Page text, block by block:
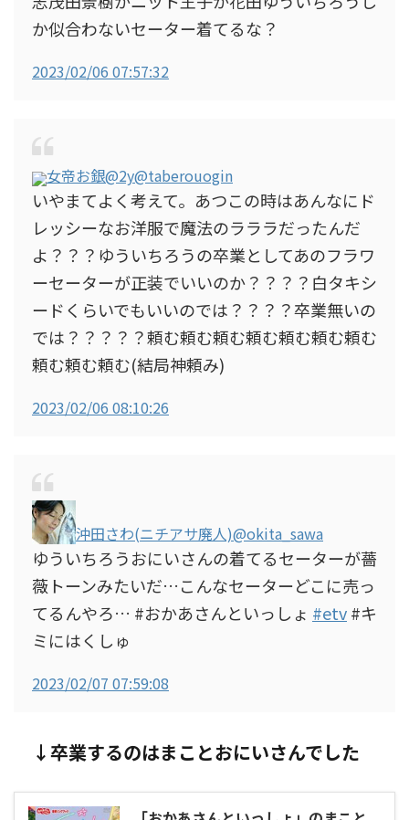
か似合わないセーター着てるな？
2023/02/06 07:57:32
女帝お銀@2y@taberouogin
いやまてよく考えて。あつこの時はあんなにド
レッシーなお洋服で魔法のラララだったんだ
よ？？？ゆういちろうの卒業としてあのフラワ
ーセーターが正装でいいのか？？？？白タキシ
ードくらいでもいいのでは？？？？卒業無いの
では？？？？？頼む頼む頼む頼む頼む頼む頼む
頼む頼む頼む(結局神頼み)
2023/02/06 08:10:26
沖田さわ(ニチアサ廃人)@okita_sawa
ゆういちろうおにいさんの着てるセーターが薔
薇トーンみたいだ…こんなセーターどこに売っ
てるんやろ… #おかあさんといっしょ #etv#キ
ミにはくしゅ
2023/02/07 07:59:08
↓卒業するのはまことおにいさんでした